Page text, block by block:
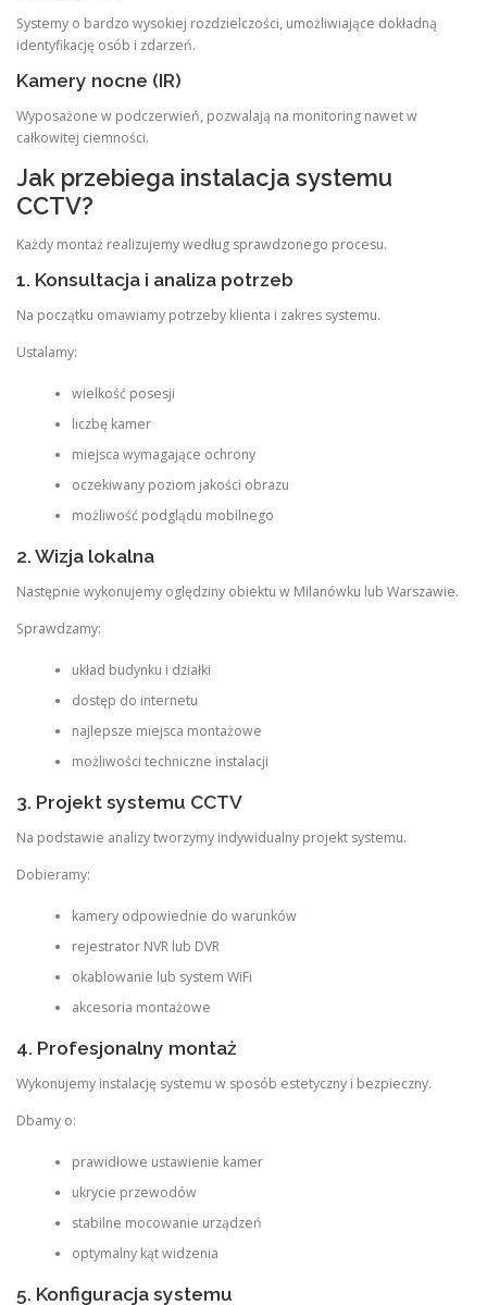
Systemy o bardzo wysokiej rozdzielczości, umożliwiające dokładną
identyfikację osób i zdarzeń.
Kamery nocne (IR)
Wyposażone w podczerwień, pozwalają na monitoring nawet w
całkowitej ciemności.
Jak przebiega instalacja systemu
CCTV?
Każdy montaż realizujemy według sprawdzonego procesu.
1. Konsultacja i analiza potrzeb
Na początku omawiamy potrzeby klienta i zakres systemu.
Ustalamy:
wielkość posesji
liczbę kamer
miejsca wymagające ochrony
oczekiwany poziom jakości obrazu
możliwość podglądu mobilnego
2. Wizja lokalna
Następnie wykonujemy oględziny obiektu w Milanówku lub Warszawie.
Sprawdzamy:
układ budynku i działki
dostęp do internetu
najlepsze miejsca montażowe
możliwości techniczne instalacji
3. Projekt systemu CCTV
Na podstawie analizy tworzymy indywidualny projekt systemu.
Dobieramy:
kamery odpowiednie do warunków
rejestrator NVR lub DVR
okablowanie lub system WiFi
akcesoria montażowe
4. Profesjonalny montaż
Wykonujemy instalację systemu w sposób estetyczny i bezpieczny.
Dbamy o:
prawidłowe ustawienie kamer
ukrycie przewodów
stabilne mocowanie urządzeń
optymalny kąt widzenia
5. Konfiguracja systemu